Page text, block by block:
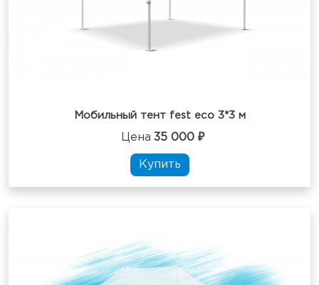
Мобильный тент fest eco 3*3 м
Цена 35 000 ₽
Купить